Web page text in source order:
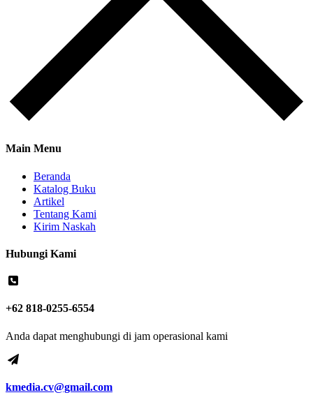
Main Menu
Beranda
Katalog Buku
Artikel
Tentang Kami
Kirim Naskah
Hubungi Kami
+62 818-0255-6554
Anda dapat menghubungi di jam operasional kami
kmedia.cv@gmail.com